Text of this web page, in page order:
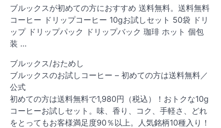
ブルックスが初めての方におすすめ 送料無料。送料無料
コーヒー ドリップコーヒー 10gお試しセット 50袋 ドリ
ップ ドリップパック ドリップバック 珈琲 ホット 個包
装 …
ブルックス/おためし
ブルックスのお試しコーヒー – 初めての方は送料無料／
公式
初めての方は送料無料で1,980円（税込）！おトクな10g
コーヒーお試しセット。味、香り、コク、手軽さ、どれ
をとってもお客様満足度90％以上。人気銘柄10種入り！